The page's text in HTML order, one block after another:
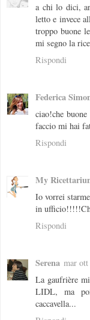
a chi lo dici,
letto e invece
troppo buone
mi segno la
Rispondi
Federica
ciao!che
faccio mi hai
Rispondi
My
Io vorrei
in
Rispondi
Serena mar
La gaufrière
LIDL, ma
caccavella...